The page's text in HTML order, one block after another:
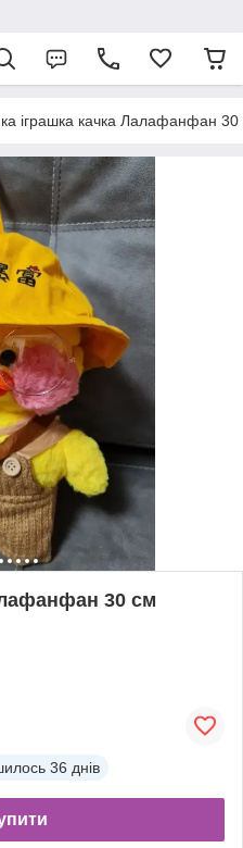
іграшка качка Лалафанфан
30 см
36 днів